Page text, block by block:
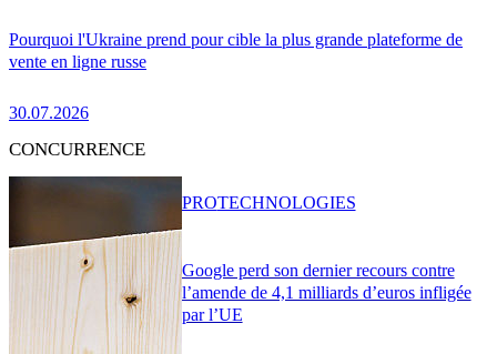
Pourquoi l'Ukraine prend pour cible la plus grande plateforme de
vente en ligne russe
30.07.2026
CONCURRENCE
Google perd son dernier recours contre
l’amende de 4,1 milliards d’euros infligée
par l’UE
PROTECHNOLOGIES